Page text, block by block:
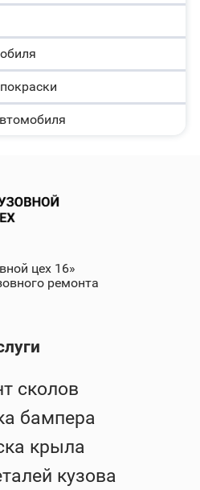
цех 16»
ремонта
сколов
бампера
крыла
кузова